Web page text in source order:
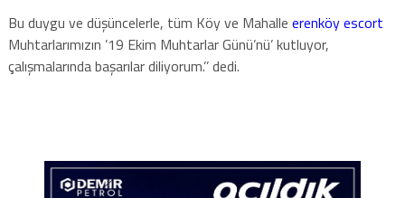
Bu duygu ve düşüncelerle, tüm Köy ve Mahalle erenköy escort
Muhtarlarımızın ’19 Ekim Muhtarlar Günü’nü’ kutluyor,
çalışmalarında başarılar diliyorum.’’ dedi.